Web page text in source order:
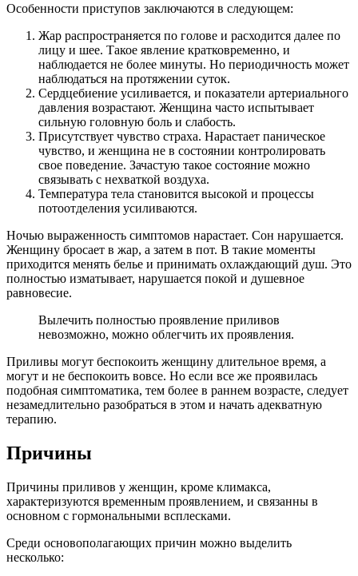
Особенности приступов заключаются в следующем:
Жар распространяется по голове и расходится далее по
лицу и шее. Такое явление кратковременно, и
наблюдается не более минуты. Но периодичность может
наблюдаться на протяжении суток.
Сердцебиение усиливается, и показатели артериального
давления возрастают. Женщина часто испытывает
сильную головную боль и слабость.
Присутствует чувство страха. Нарастает паническое
чувство, и женщина не в состоянии контролировать
свое поведение. Зачастую такое состояние можно
связывать с нехваткой воздуха.
Температура тела становится высокой и процессы
потоотделения усиливаются.
Ночью выраженность симптомов нарастает. Сон нарушается.
Женщину бросает в жар, а затем в пот. В такие моменты
приходится менять белье и принимать охлаждающий душ. Это
полностью изматывает, нарушается покой и душевное
равновесие.
Вылечить полностью проявление приливов
невозможно, можно облегчить их проявления.
Приливы могут беспокоить женщину длительное время, а
могут и не беспокоить вовсе. Но если все же проявилась
подобная симптоматика, тем более в раннем возрасте, следует
незамедлительно разобраться в этом и начать адекватную
терапию.
Причины
Причины приливов у женщин, кроме климакса,
характеризуются временным проявлением, и связанны в
основном с гормональными всплесками.
Среди основополагающих причин можно выделить
несколько: